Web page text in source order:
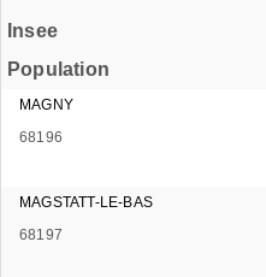
Insee
Population
MAGNY
68196
MAGSTATT-LE-BAS
68197